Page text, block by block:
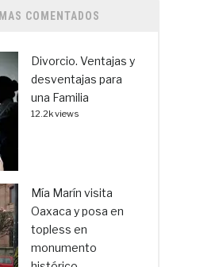
MAS COMENTADOS
Divorcio. Ventajas y
desventajas para
una Familia
12.2k views
Mía Marín visita
Oaxaca y posa en
topless en
monumento